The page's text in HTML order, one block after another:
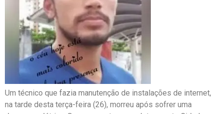
Um técnico que fazia manutenção de instalações de internet,
na tarde desta terça-feira (26), morreu após sofrer uma